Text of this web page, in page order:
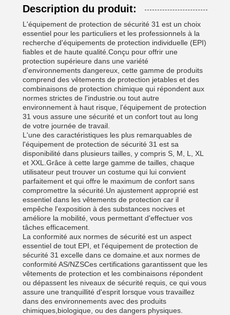
Description du produit:
L'équipement de protection de sécurité 31 est un choix
essentiel pour les particuliers et les professionnels à la
recherche d'équipements de protection individuelle (EPI)
fiables et de haute qualité.Conçu pour offrir une
protection supérieure dans une variété
d'environnements dangereux, cette gamme de produits
comprend des vêtements de protection jetables et des
combinaisons de protection chimique qui répondent aux
normes strictes de l'industrie.ou tout autre
environnement à haut risque, l'équipement de protection
31 vous assure une sécurité et un confort tout au long
de votre journée de travail.
L'une des caractéristiques les plus remarquables de
l'équipement de protection de sécurité 31 est sa
disponibilité dans plusieurs tailles, y compris S, M, L, XL
et XXL.Grâce à cette large gamme de tailles, chaque
utilisateur peut trouver un costume qui lui convient
parfaitement et qui offre le maximum de confort sans
compromettre la sécurité.Un ajustement approprié est
essentiel dans les vêtements de protection car il
empêche l'exposition à des substances nocives et
améliore la mobilité, vous permettant d'effectuer vos
tâches efficacement.
La conformité aux normes de sécurité est un aspect
essentiel de tout EPI, et l'équipement de protection de
sécurité 31 excelle dans ce domaine.et aux normes de
conformité AS/NZSCes certifications garantissent que les
vêtements de protection et les combinaisons répondent
ou dépassent les niveaux de sécurité requis, ce qui vous
assure une tranquillité d'esprit lorsque vous travaillez
dans des environnements avec des produits
chimiques,biologique, ou des dangers physiques.